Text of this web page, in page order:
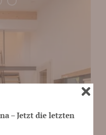
– Jetzt die letzten